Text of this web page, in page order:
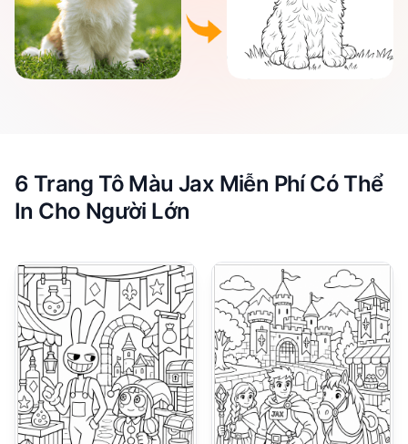
6 Trang Tô Màu Jax Miễn Phí Có Thể
In Cho Người Lớn